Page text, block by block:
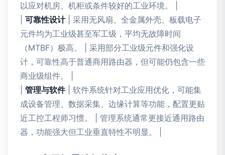
以应对机房、机柜或条件较好的工业环境。 |
可靠性设计| 采用无风扇、全金属外壳、板载电子
元件均为工业级甚至军工级，平均无故障时间
（MTBF）极高。 | 采用部分工业级元件和强化设
计，可靠性高于普通商用路由器，但可能仍包含一些
商业级组件。 |
管理与软件| 软件系统针对工业应用优化，可能集
成设备管理、数据采集、边缘计算等功能，配置更贴
近工控工程师习惯。 | 管理系统通常更接近通用路由
器，功能强大但工业垂直特性不明显。 |